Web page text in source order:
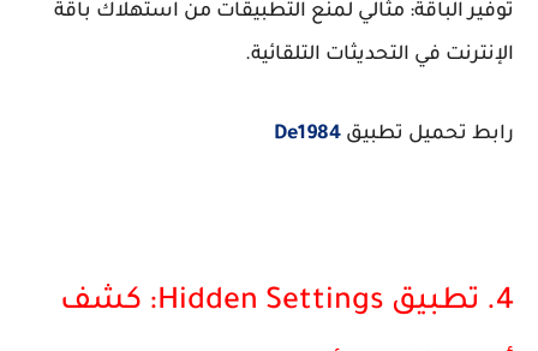
توفير الباقة: مثالي لمنع التطبيقات من استهلاك باقة
الإنترنت في التحديثات التلقائية.
رابط تحميل تطبيق De1984
4. تطبيق Hidden Settings: كشف